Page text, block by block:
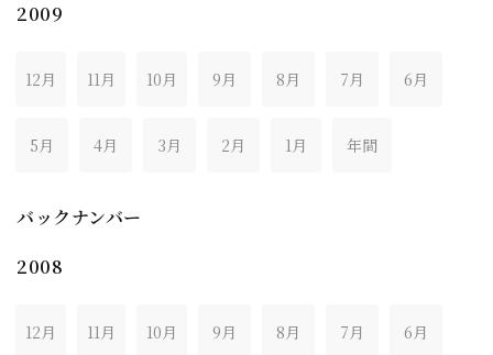
2009
12月 11月 10月 9月 8月 7月 6月
5月 4月 3月 2月 1月 年間
バックナンバー
2008
12月 11月 10月 9月 8月 7月 6月